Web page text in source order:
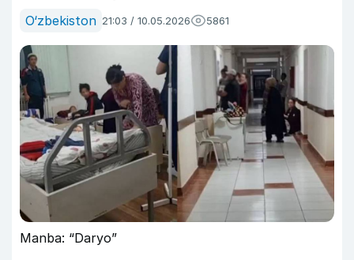
O‘zbekiston 21:03 / 10.05.2026 5861
Manba: “Daryo”